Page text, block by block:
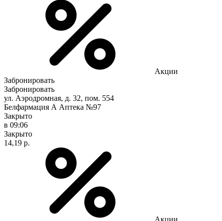
Акции
Забронировать
Забронировать
ул. Аэродромная, д. 32, пом. 554
Белфармация А Аптека №97
Закрыто
в 09:06
Закрыто
14,19 р.
Акции